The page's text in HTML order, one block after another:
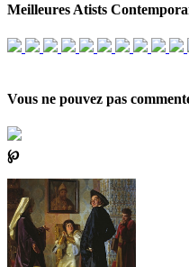
Meilleures Atists
Vous ne pouvez pas
℘